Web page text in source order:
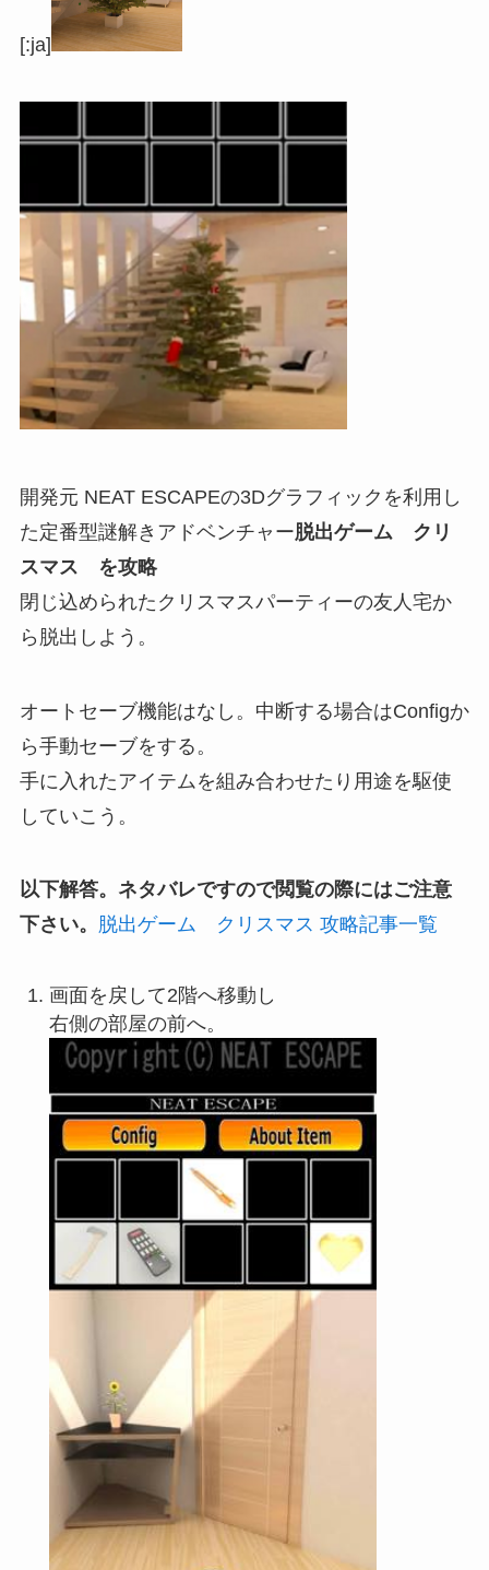
[:ja]
開発元 NEAT ESCAPEの3Dグラフィックを利用し
た定番型謎解きアドベンチャー脱出ゲーム クリ
スマス を攻略
閉じ込められたクリスマスパーティーの友人宅か
ら脱出しよう。
オートセーブ機能はなし。中断する場合はConfigか
ら手動セーブをする。
手に入れたアイテムを組み合わせたり用途を駆使
していこう。
以下解答。ネタバレですので閲覧の際にはご注意
下さい。 脱出ゲーム クリスマス 攻略記事一覧
画面を戻して2階へ移動し
右側の部屋の前へ。